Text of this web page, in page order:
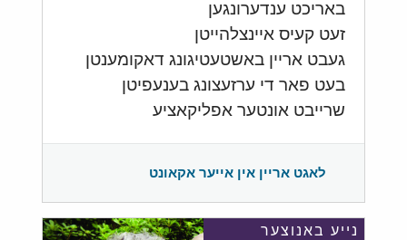
באריכט ענדערונגען
זעט קעיס איינצלהייטן
געבט אריין באשטעטיגונג דאקומענטן
בעט פאר די ערזעצונג בענעפיטן
שרייבט אונטער אפליקאציע
לאגט אריין אין אייער אקאונט
נייע באנוצער